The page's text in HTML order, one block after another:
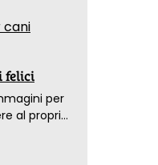
felici
per